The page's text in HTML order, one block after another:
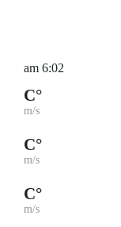
6:02 am
°C
m/s
°C
m/s
°C
m/s